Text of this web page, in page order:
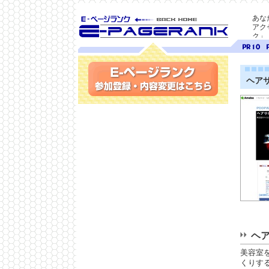
SEO対策に E-ページ
ランク
あな
アク
ク」
ランク
10
9
ヘア
ヘ
美容室
くりす
参加登録(無料)・内容変更